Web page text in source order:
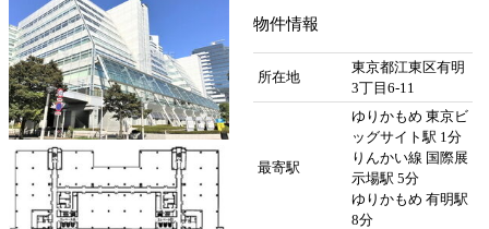
物件情報
所在地
東京都江東区有明
3丁目6-11
最寄駅
ゆりかもめ 東京ビ
ッグサイト駅 1分
りんかい線 国際展
示場駅 5分
ゆりかもめ 有明駅
8分